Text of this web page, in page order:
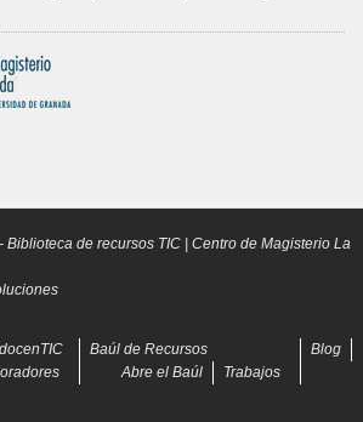
- Biblioteca de recursos TIC | Centro de Magisterio La
Baúl de Recursos
Abre el Baúl
Trabajos
Blog